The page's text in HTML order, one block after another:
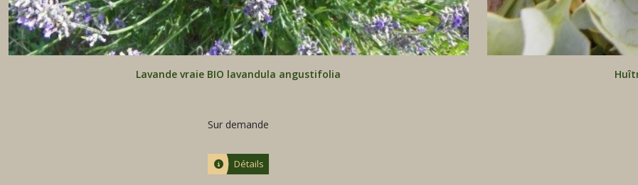
Lavande vraie BIO lavandula angustifolia
Sur demande
Détails